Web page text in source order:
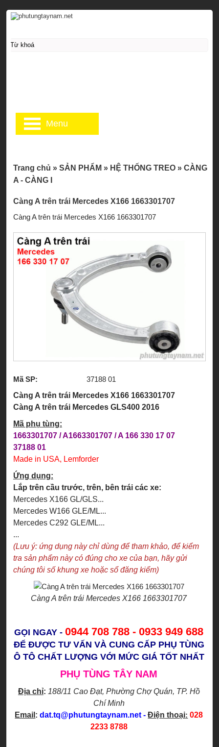
Càng A trên trái Mercedes X166 1663301707
Càng A trên trái Mercedes X166 1663301707
Mã SP:
37188 01
Càng A trên trái Mercedes X166 1663301707
Càng A trên trái Mercedes GLS400 2016
Mã phụ tùng:
1663301707 / A1663301707 / A 166 330 17 07
37188 01
Made in USA, Lemforder
Ứng dụng:
Lắp trên cầu trước, trên, bên trái các xe:
Mercedes X166 GL/GLS...
Mercedes W166 GLE/ML...
Mercedes C292 GLE/ML...
...
(Lưu ý: ứng dụng này chỉ dùng để tham khảo, để kiểm
tra sản phẩm này có đúng cho xe của bạn, hãy gửi
chúng tôi số khung xe hoặc sổ đăng kiểm)
Càng A trên trái Mercedes X166 1663301707
GỌI NGAY -0944 708 788 - 0933 949 688
ĐỂ ĐƯỢC TƯ VẤN VÀ CUNG CẤP PHỤ TÙNG
Ô TÔ CHẤT LƯỢNG VỚI MỨC GIÁ TỐT NHẤT
PHỤ TÙNG TÂY NAM
Địa chỉ: 188/11 Cao Đạt, Phường Chợ Quán, TP. Hồ
Chí Minh
Email :dat.tq@phutungtaynam.net-Điện thoại: 028
2233 8788
Trang chủ » SẢN PHẨM » HỆ THỐNG TREO » CÀNG
A - CÀNG I
Menu